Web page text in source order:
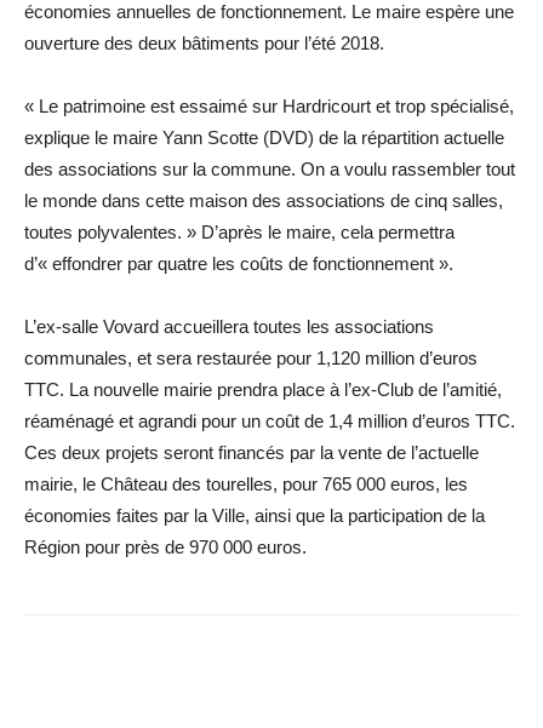
économies annuelles de fonctionnement. Le maire espère une
ouverture des deux bâtiments pour l’été 2018.
« Le patrimoine est essaimé sur Hardricourt et trop spécialisé,
explique le maire Yann Scotte (DVD) de la répartition actuelle
des associations sur la commune. On a voulu rassembler tout
le monde dans cette maison des associations de cinq salles,
toutes polyvalentes. » D’après le maire, cela permettra
d’« effondrer par quatre les coûts de fonctionnement ».
L’ex-salle Vovard accueillera toutes les associations
communales, et sera restaurée pour 1,120 million d’euros
TTC. La nouvelle mairie prendra place à l’ex-Club de l’amitié,
réaménagé et agrandi pour un coût de 1,4 million d’euros TTC.
Ces deux projets seront financés par la vente de l’actuelle
mairie, le Château des tourelles, pour 765 000 euros, les
économies faites par la Ville, ainsi que la participation de la
Région pour près de 970 000 euros.